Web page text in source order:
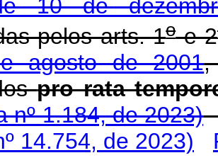
10 de
pelos arts. 1oe 2
agosto de 2001,
pro rata
nº 1.184, de 2023)
14.754, de 2023)